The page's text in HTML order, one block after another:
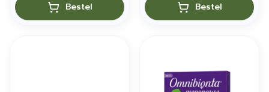
Bestel Bestel